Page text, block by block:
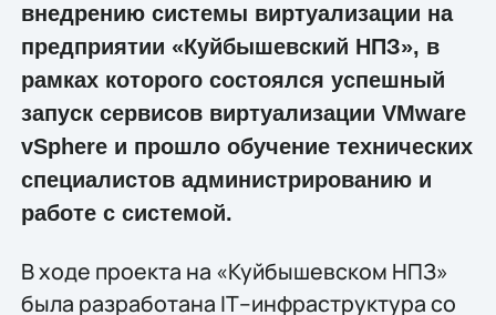
внедрению системы виртуализации на
предприятии «Куйбышевский НПЗ», в
рамках которого состоялся успешный
запуск сервисов виртуализации VMware
vSphere и прошло обучение технических
специалистов администрированию и
работе с системой.
В ходе проекта на «Куйбышевском НПЗ»
была разработана IТ–инфраструктура со